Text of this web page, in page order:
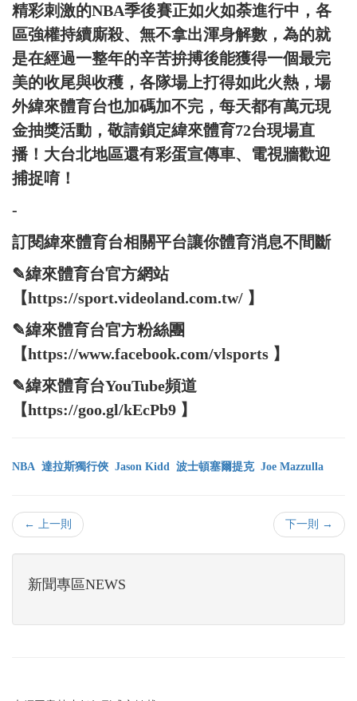
精彩刺激的NBA季後賽正如火如荼進行中，各
區強權持續廝殺、無不拿出渾身解數，為的就
是在經過一整年的辛苦拚搏後能獲得一個最完
美的收尾與收穫，各隊場上打得如此火熱，場
外緯來體育台也加碼加不完，每天都有萬元現
金抽獎活動，敬請鎖定緯來體育72台現場直
播！大台北地區還有彩蛋宣傳車、電視牆歡迎
捕捉唷！
-
訂閱緯來體育台相關平台讓你體育消息不間斷
✎緯來體育台官方網站
【https://sport.videoland.com.tw/ 】
✎緯來體育台官方粉絲團
【https://www.facebook.com/vlsports 】
✎緯來體育台YouTube頻道
【https://goo.gl/kEcPb9 】
NBA 達拉斯獨行俠 Jason Kidd 波士頓塞爾提克 Joe Mazzulla
← 上一則 下一則 →
新聞專區NEWS